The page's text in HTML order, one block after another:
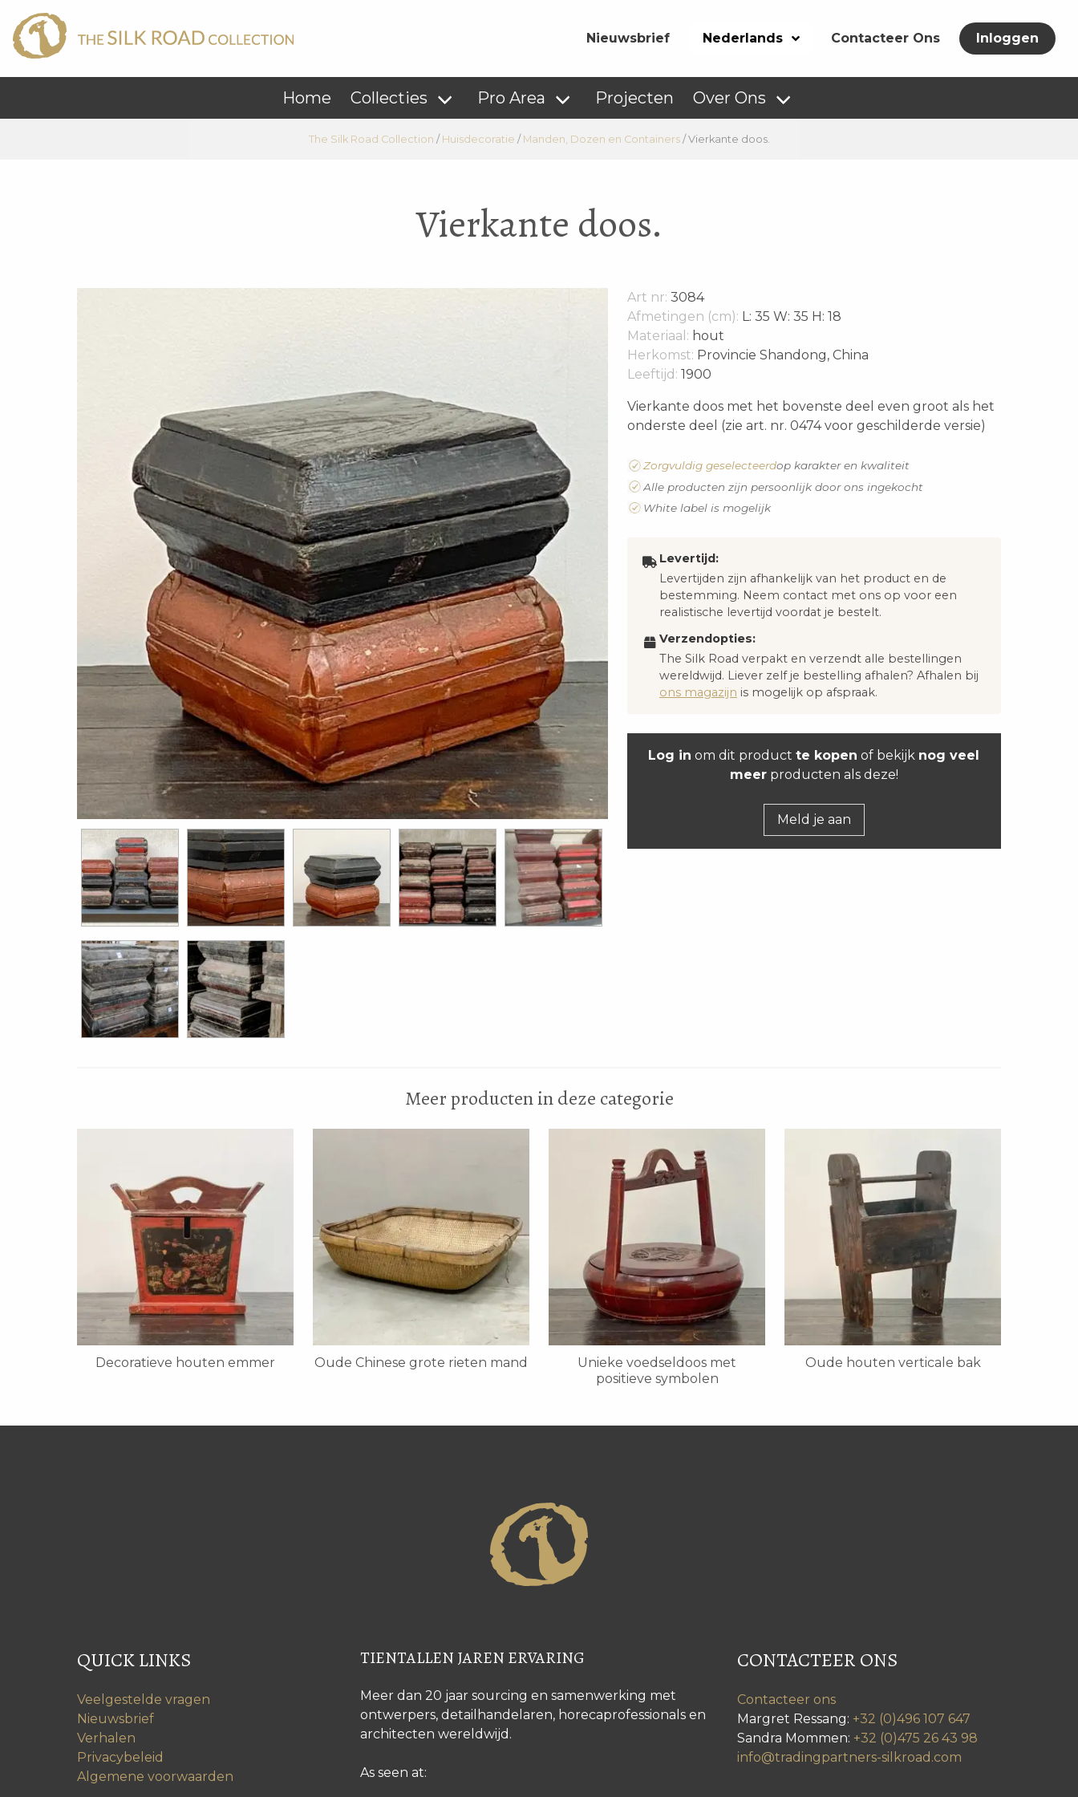
Nieuwsbrief Nederlands Contacteer Ons Inloggen
Home Collecties Pro Area Projecten Over Ons
The Silk Road Collection / Huisdecoratie / Manden, Dozen en Containers/ Vierkante doos.
Vierkante doos.
Art nr: 3084
Afmetingen (cm): L: 35 W: 35 H: 18
Materiaal: hout
Herkomst: Provincie Shandong, China
Leeftijd: 1900
Vierkante doos met het bovenste deel even groot als het
onderste deel (zie art. nr. 0474 voor geschilderde versie)
Zorgvuldig geselecteerdop karakter en kwaliteit
Alle producten zijn persoonlijk door ons ingekocht
White label is mogelijk
Levertijd:
Levertijden zijn afhankelijk van het product en de
bestemming. Neem contact met ons op voor een
realistische levertijd voordat je bestelt.
Verzendopties:
The Silk Road verpakt en verzendt alle bestellingen
wereldwijd. Liever zelf je bestelling afhalen? Afhalen bij
ons magazijn is mogelijk op afspraak.
Log in om dit productte kopen of bekijk nog veel
meerproducten als deze!
Meld je aan
Meer producten in deze categorie
Decoratieve houten emmer Oude Chinese grote rieten mand
Unieke voedseldoos met
positieve symbolen
Oude houten verticale bak
QUICK LINKS
Veelgestelde vragen
Nieuwsbrief
Verhalen
Privacybeleid
Algemene voorwaarden
TIENTALLEN JAREN ERVARING
Meer dan 20 jaar sourcing en samenwerking met
ontwerpers, detailhandelaren, horecaprofessionals en
architecten wereldwijd.
As seen at:
CONTACTEER ONS
Contacteer ons
Margret Ressang: +32 (0)496 107 647
Sandra Mommen: +32 (0)475 26 43 98
info@tradingpartners-silkroad.com